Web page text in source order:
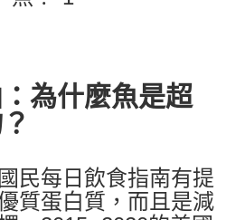
為什麼魚是超
民每日飲食指南有提
質蛋白質，而且是減